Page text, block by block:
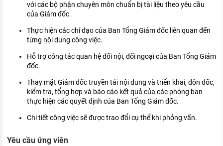
Xu hướng việc làm
XÂY DỰNG VÀ PHÁT TRIỂN ĐỘI NGŨ
NHÂN SỰ
TUYỂN DỤNG VIỆC LÀM
với các bộ phận chuyên môn chuẩn bị tài liệu theo yêu cầu
của Giám đốc.
Thực hiện các chỉ đạo của Ban Tổng Giám đốc liên quan đến
từng nội dung công việc.
Hỗ trợ công tác quan hệ đối nội, đối ngoại của Ban Tổng Giám
đốc.
Thay mặt Giám đốc truyền tải nội dung và triển khai, đôn đốc,
kiểm tra, tổng hợp và báo cáo kết quả của các phòng ban
thực hiện các quyết định của Ban Tổng Giám đốc.
Chi tiết công việc sẽ được trao đổi cụ thể khi phỏng vấn.
Yêu cầu ứng viên